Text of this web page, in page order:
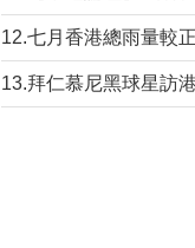
12.七月香港總雨量較
13.拜仁慕尼黑球星訪